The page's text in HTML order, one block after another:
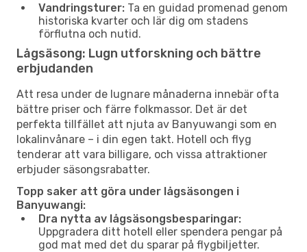
Vandringsturer: Ta en guidad promenad genom
historiska kvarter och lär dig om stadens
förflutna och nutid.
Lågsäsong: Lugn utforskning och bättre
erbjudanden
Att resa under de lugnare månaderna innebär ofta
bättre priser och färre folkmassor. Det är det
perfekta tillfället att njuta av Banyuwangi som en
lokalinvånare – i din egen takt. Hotell och flyg
tenderar att vara billigare, och vissa attraktioner
erbjuder säsongsrabatter.
Topp saker att göra under lågsäsongen i
Banyuwangi:
Dra nytta av lågsäsongsbesparingar:
Uppgradera ditt hotell eller spendera pengar på
god mat med det du sparar på flygbiljetter.